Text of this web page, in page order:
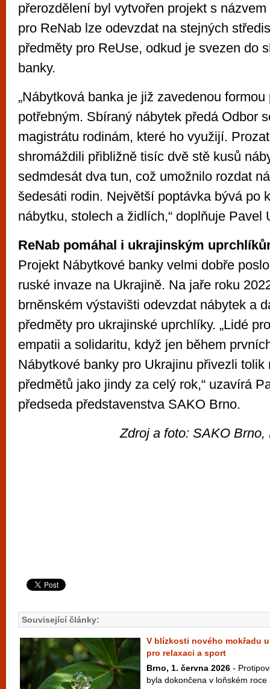
přerozdělení byl vytvořen projekt s názvem
pro ReNab lze odevzdat na stejných
předměty pro ReUse, odkud je svezen do
banky.
„Nábytková banka je již zavedenou
potřebným. Sbíraný nábytek předá Odbor
magistrátu rodinám, které ho využijí.
shromáždili přibližně tisíc dvě stě kusů
sedmdesát dva tun, což umožnilo rozdat
šedesáti rodin. Největší poptávka bývá po
nábytku, stolech a židlích,“ doplňuje Pavel
ReNab pomáhal i ukrajinským
Projekt Nábytkové banky velmi dobře
ruské invaze na Ukrajině. Na jaře roku
brněnském výstavišti odevzdat nábytek a
předměty pro ukrajinské uprchlíky. „Lidé
empatii a solidaritu, když jen během
Nábytkové banky pro Ukrajinu přivezli
předmětů jako jindy za celý rok,“ uzavírá
předseda představenstva SAKO Brno.
Zdroj a foto: SAKO
Související články:
V blízkosti nového mokřadu
pro relaxaci a sport
Brno, 1. června 2026 -
byla dokončena v loňském